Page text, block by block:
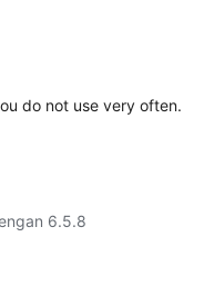
do not use very often.
6.5.8